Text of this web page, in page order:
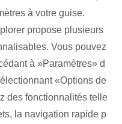
à votre guise.
propose plusieurs
‌Vous pouvez
à ‍»Paramètres» d
«Options de
des fonctionnalités telle
la navigation rapide p